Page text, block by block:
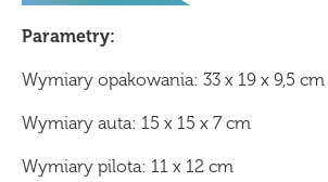
Parametry:
Wymiary opakowania: 33 x 19 x 9,5 cm
Wymiary auta: 15 x 15 x 7 cm
Wymiary pilota: 11 x 12 cm